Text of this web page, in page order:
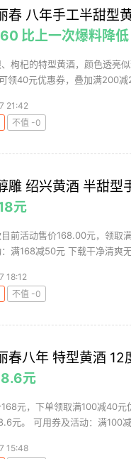
春 八年手工半甜型
比上一次爆料降低
枸杞的特型黄酒，颜色透亮
领40元优惠券，叠加满200
21:42
不值 -0
雕 绍兴黄酒 半甜
元
前活动售价168.00元，领取
满168减50元 下载干净清爽
18:12
不值 -0
春八年 特型黄酒
元
168元，下单领取满100减40
元。 可用券及活动：满100
15:48